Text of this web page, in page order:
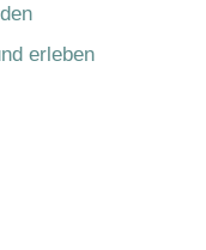
erleben